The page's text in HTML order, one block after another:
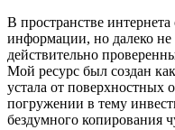
В пространстве
информации, но далеко не
действительно
Мой ресурс был создан
устала от поверхностных
погружении в тему
бездумного копирования